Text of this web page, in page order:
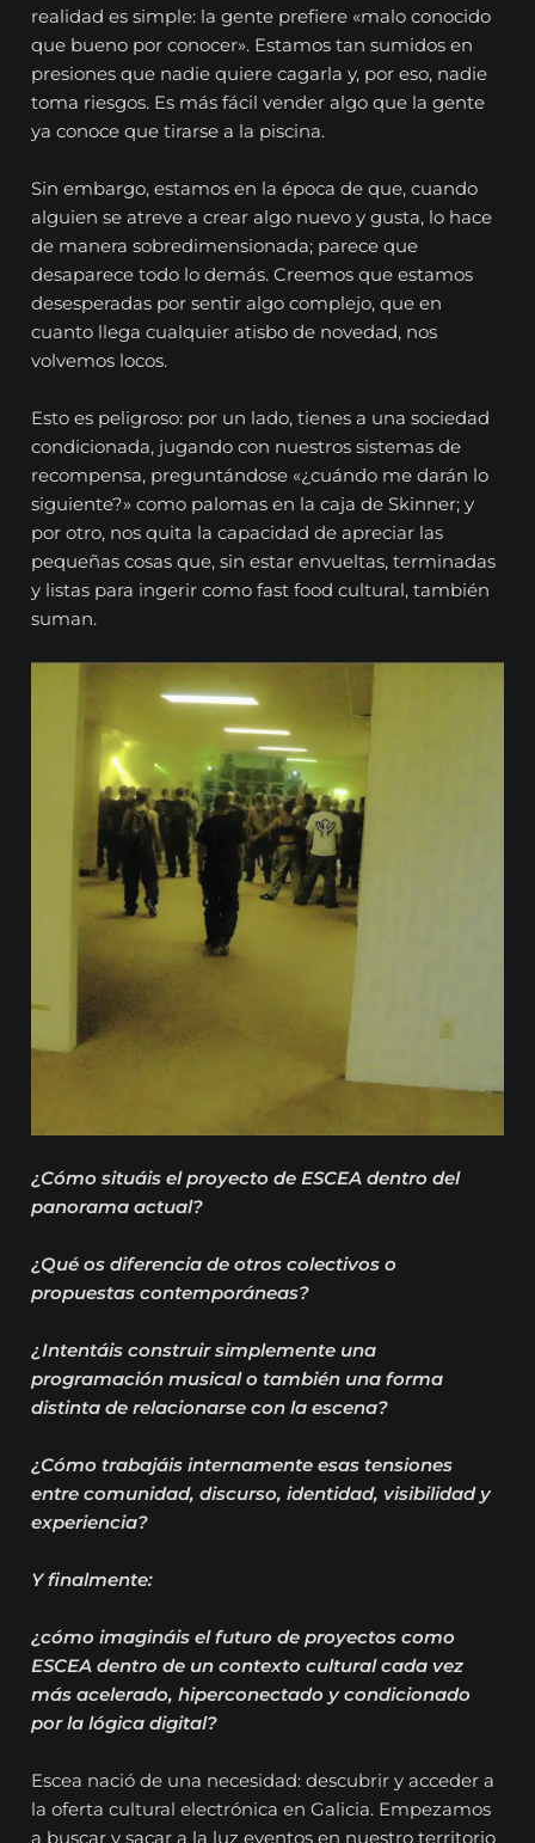
realidad es simple: la gente prefiere «malo conocido
que bueno por conocer». Estamos tan sumidos en
presiones que nadie quiere cagarla y, por eso, nadie
toma riesgos. Es más fácil vender algo que la gente
ya conoce que tirarse a la piscina.
Sin embargo, estamos en la época de que, cuando
alguien se atreve a crear algo nuevo y gusta, lo hace
de manera sobredimensionada; parece que
desaparece todo lo demás. Creemos que estamos
desesperadas por sentir algo complejo, que en
cuanto llega cualquier atisbo de novedad, nos
volvemos locos.
Esto es peligroso: por un lado, tienes a una sociedad
condicionada, jugando con nuestros sistemas de
recompensa, preguntándose «¿cuándo me darán lo
siguiente?» como palomas en la caja de Skinner; y
por otro, nos quita la capacidad de apreciar las
pequeñas cosas que, sin estar envueltas, terminadas
y listas para ingerir como fast food cultural, también
suman.
¿Cómo situáis el proyecto de ESCEA dentro del
panorama actual?
¿Qué os diferencia de otros colectivos o
propuestas contemporáneas?
¿Intentáis construir simplemente una
programación musical o también una forma
distinta de relacionarse con la escena?
¿Cómo trabajáis internamente esas tensiones
entre comunidad, discurso, identidad, visibilidad y
experiencia?
Y finalmente:
¿cómo imagináis el futuro de proyectos como
ESCEA dentro de un contexto cultural cada vez
más acelerado, hiperconectado y condicionado
por la lógica digital?
Escea nació de una necesidad: descubrir y acceder a
la oferta cultural electrónica en Galicia. Empezamos
a buscar y sacar a la luz eventos en nuestro territorio